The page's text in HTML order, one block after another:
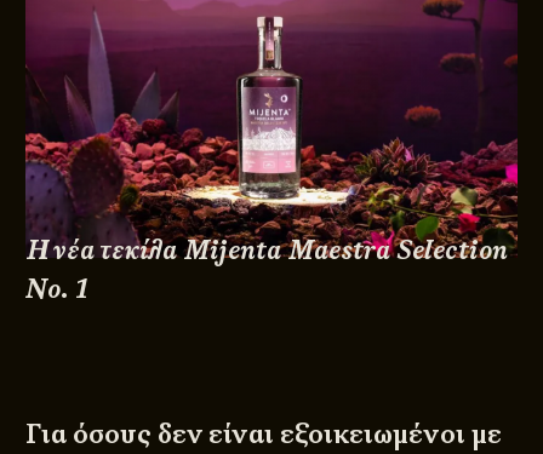
Η νέα τεκίλα Mijenta Maestra Selection
No. 1
Για όσους δεν είναι εξοικειωμένοι με